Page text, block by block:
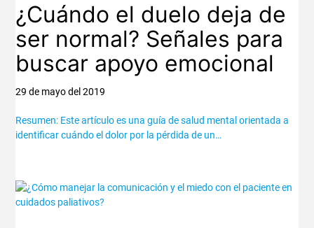
¿Cuándo el duelo deja de
ser normal? Señales para
buscar apoyo emocional
29 de mayo del 2019
Resumen: Este artículo es una guía de salud mental orientada a
identificar cuándo el dolor por la pérdida de un…